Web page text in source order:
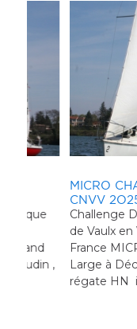
MICRO
CNVV 2O25
Challenge Denis
de Vaulx en Velin
France MICRO en
Large à Décines
régate HN